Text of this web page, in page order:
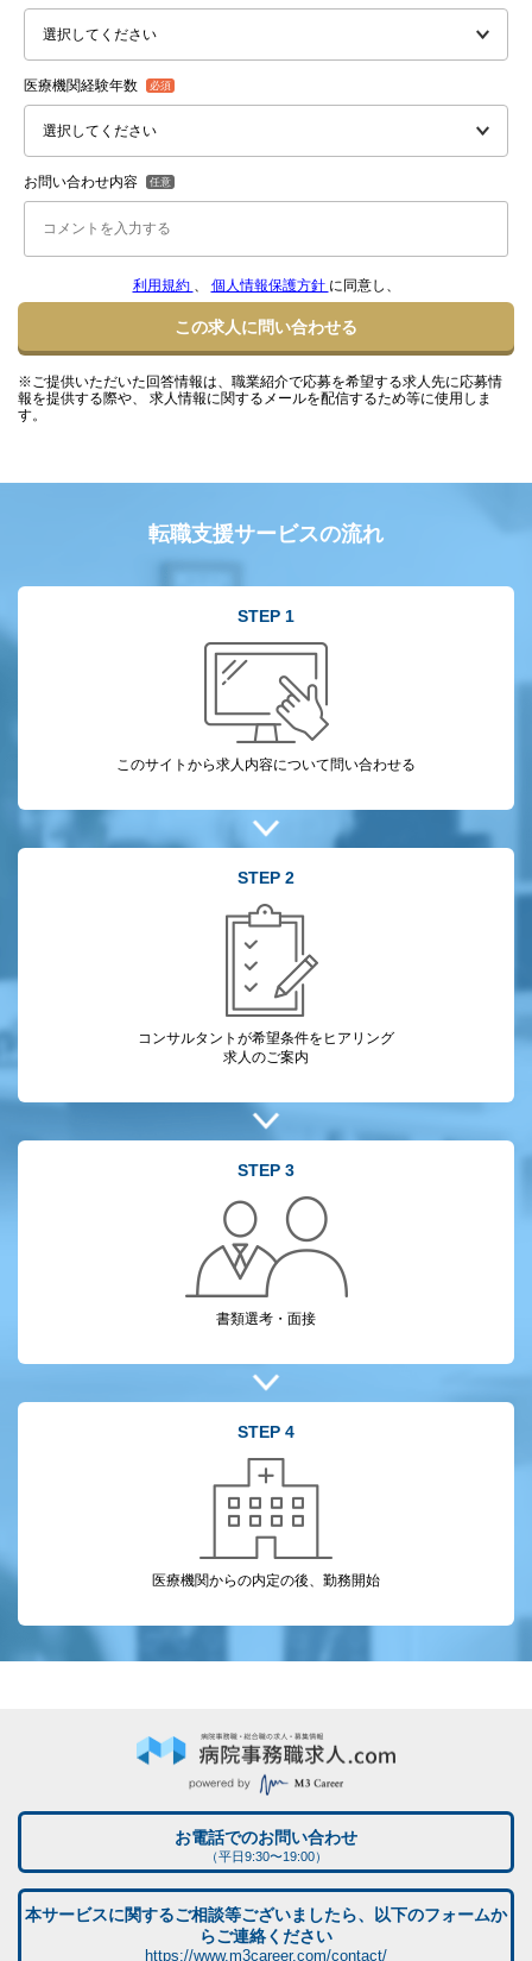
医療機関経験年数
お問い合わせ内容
利用規約 、 個人情報保護方針 に同意し、
この求人に問い合わせる
※ご提供いただいた回答情報は、職業紹介で応募を希望する求人先に応募情
報を提供する際や、 求人情報に関するメールを配信するため等に使用しま
す。
転職支援サービスの流れ
STEP 1
このサイトから求人内容について問い合わせる
STEP 2
コンサルタントが希望条件をヒアリング
求人のご案内
STEP 3
書類選考・面接
STEP 4
医療機関からの内定の後、勤務開始
お電話でのお問い合わせ
（平日9:30〜19:00）
本サービスに関するご相談等ございましたら、以下のフォームか
らご連絡ください
https://www.m3career.com/contact/